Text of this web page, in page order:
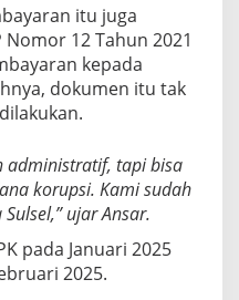
itu juga
12 Tahun 2021
kepada
dokumen itu tak
administratif, tapi bisa
korupsi. Kami sudah
ujar Ansar.
pada Januari 2025
2025.